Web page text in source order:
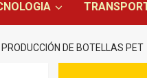
DE BOTELLAS PET